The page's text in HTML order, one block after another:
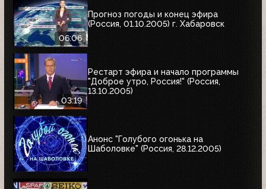
06:06
Прогноз погоды и конец эфира
(Россия, 01.10.2005) г. Хабаровск
03:19
Рестарт эфира и начало программы
"Доброе утро, Россия!" (Россия,
13.10.2005)
Анонс "Голубого огонька на
Шаболовке" (Россия, 28.12.2005)